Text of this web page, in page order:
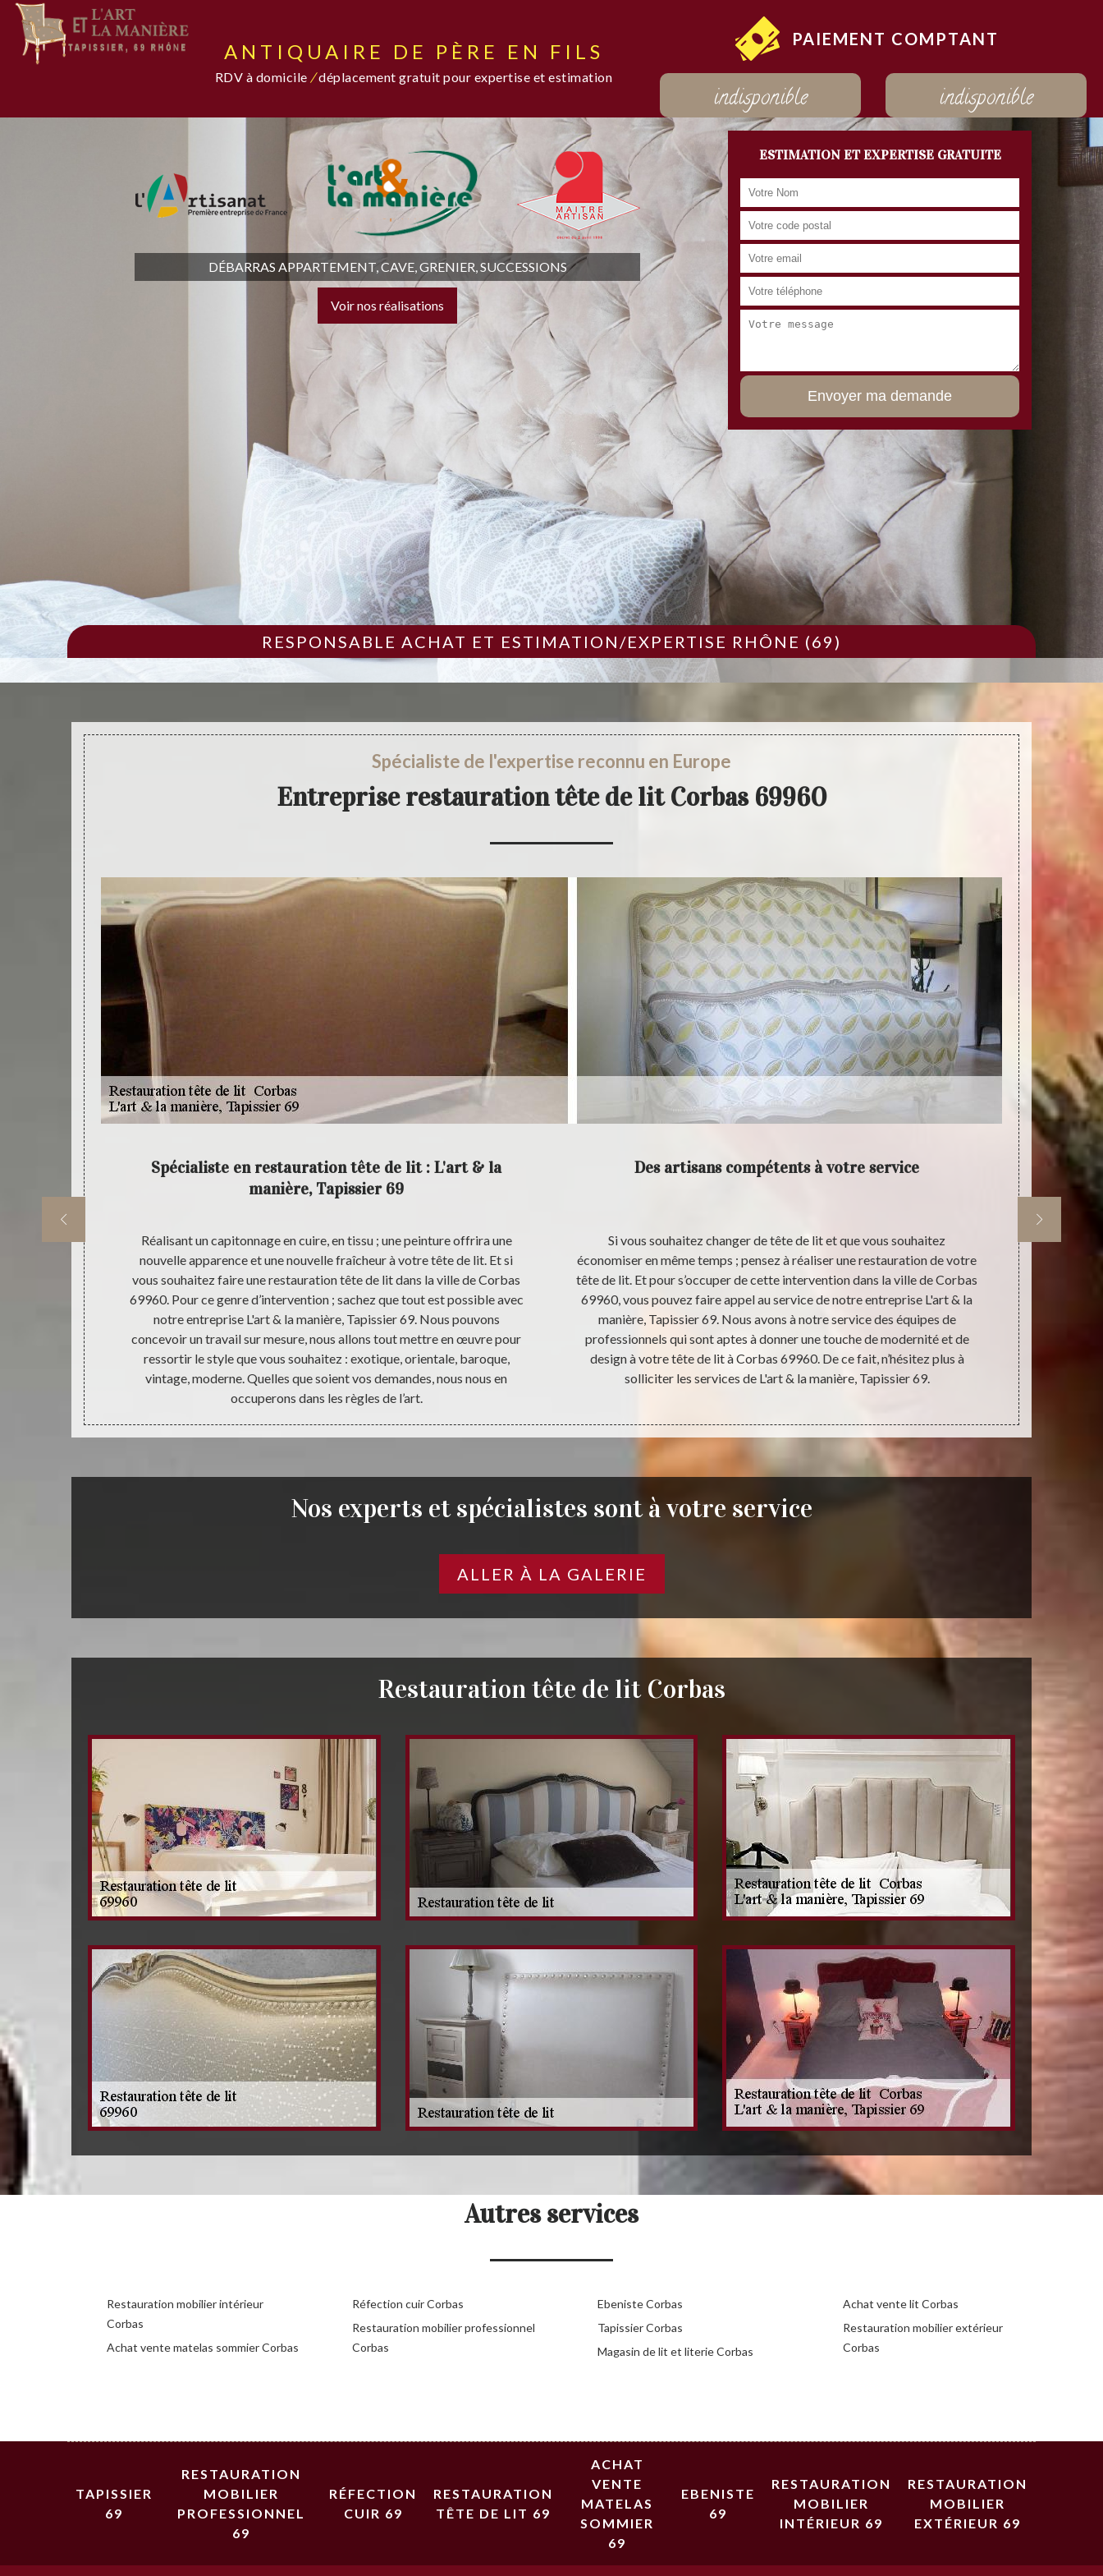
ANTIQUAIRE DE PÈRE EN FILS
RDV à domicile /déplacement gratuit pour expertise et estimation
PAIEMENT COMPTANT
indisponible indisponible
DÉBARRAS APPARTEMENT, CAVE, GRENIER, SUCCESSIONS
Voir nos réalisations
ESTIMATION ET EXPERTISE GRATUITE
RESPONSABLE ACHAT ET ESTIMATION/EXPERTISE RHÔNE (69)
Spécialiste de l'expertise reconnu en Europe
Entreprise restauration tête de lit Corbas 69960
à votre lit
Spécialiste en restauration tête de lit : L'art & la
manière, Tapissier 69
Réalisant un capitonnage en cuire, en tissu ; une peinture offrira une
nouvelle apparence et une nouvelle fraîcheur à votre tête de lit. Et si
vous souhaitez faire une restauration tête de lit dans la ville de Corbas
69960. Pour ce genre d’intervention ; sachez que tout est possible avec
notre entreprise L'art & la manière, Tapissier 69. Nous pouvons
concevoir un travail sur mesure, nous allons tout mettre en œuvre pour
ressortir le style que vous souhaitez : exotique, orientale, baroque,
vintage, moderne. Quelles que soient vos demandes, nous nous en
occuperons dans les règles de l’art.
Des artisans compétents à votre service
Si vous souhaitez changer de tête de lit et que vous souhaitez
économiser en même temps ; pensez à réaliser une restauration de votre
tête de lit. Et pour s’occuper de cette intervention dans la ville de Corbas
69960, vous pouvez faire appel au service de notre entreprise L'art & la
manière, Tapissier 69. Nous avons à notre service des équipes de
professionnels qui sont aptes à donner une touche de modernité et de
design à votre tête de lit à Corbas 69960. De ce fait, n’hésitez plus à
solliciter les services de L'art & la manière, Tapissier 69.
Vos
Comme
notre
Nos experts et spécialistes sont à votre service
ALLER À LA GALERIE
Restauration tête de lit Corbas
Autres services
Restauration mobilier intérieur
Corbas
Achat vente matelas sommier Corbas
Réfection cuir Corbas
Restauration mobilier professionnel
Corbas
Ebeniste Corbas
Tapissier Corbas
Magasin de lit et literie Corbas
Achat vente lit Corbas
Restauration mobilier extérieur
Corbas
TAPISSIER
69
RESTAURATION
MOBILIER
PROFESSIONNEL
69
RÉFECTION
CUIR 69
RESTAURATION
TÊTE DE LIT 69
ACHAT
VENTE
MATELAS
SOMMIER
69
EBENISTE
69
RESTAURATION
MOBILIER
INTÉRIEUR 69
RESTAURATION
MOBILIER
EXTÉRIEUR 69